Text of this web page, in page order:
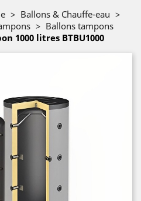
> Ballons & Chauffe-eau >
> Ballons tampons
1000 litres BTBU1000